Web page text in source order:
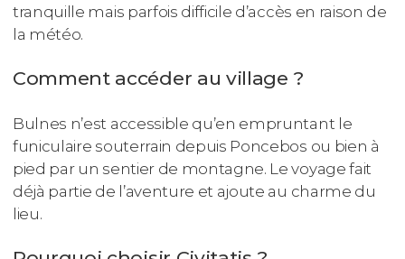
tranquille mais parfois difficile d’accès en raison de
la météo.
Comment accéder au village ?
Bulnes n’est accessible qu’en empruntant le
funiculaire souterrain depuis Poncebos ou bien à
pied par un sentier de montagne. Le voyage fait
déjà partie de l’aventure et ajoute au charme du
lieu.